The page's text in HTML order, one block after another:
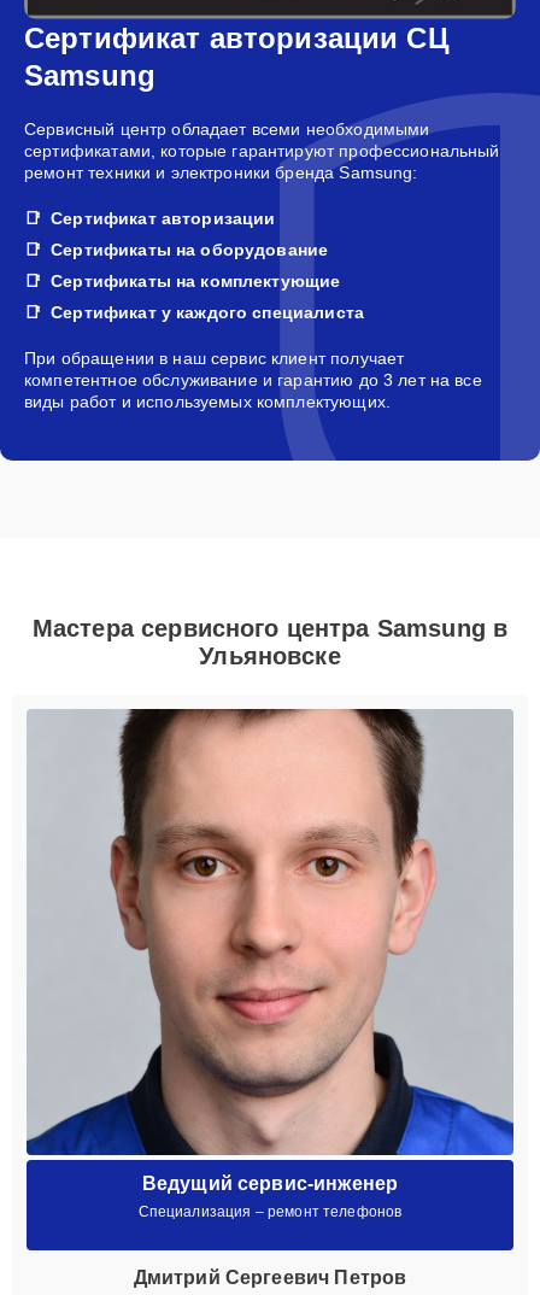
Сертификат авторизации СЦ
Samsung
Сервисный центр обладает всеми необходимыми
сертификатами, которые гарантируют профессиональный
ремонт техники и электроники бренда Samsung:
Сертификат авторизации
Сертификаты на оборудование
Сертификаты на комплектующие
Сертификат у каждого специалиста
При обращении в наш сервис клиент получает
компетентное обслуживание и гарантию до 3 лет на все
виды работ и используемых комплектующих.
Мастера сервисного центра Samsung в
Ульяновске
Ведущий сервис-инженер
Специализация – ремонт телефонов
Дмитрий Сергеевич Петров